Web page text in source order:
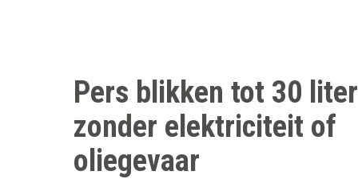
Pers blikken tot 30 liter
zonder elektriciteit of
oliegevaar